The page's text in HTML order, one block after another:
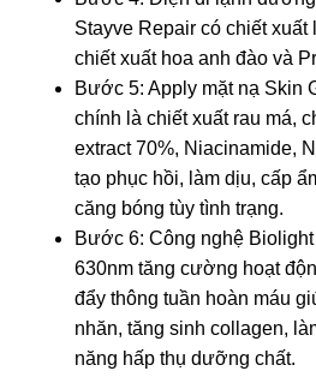
Stayve Repair có chiết
chiết xuất hoa anh đào và
Bước 5: Apply mặt nạ Skin
chính là chiết xuất rau má,
extract 70%, Niacinamide,
tạo phục hồi, làm dịu, cấp
căng bóng tùy tình trạng.
Bước 6: Công nghệ
630nm tăng cường hoạt
đẩy thông tuần hoàn máu
nhăn, tăng sinh collagen,
năng hấp thụ dưỡng chất.